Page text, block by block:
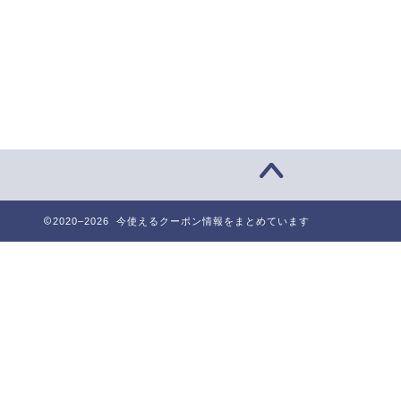
2020–2026 今使えるクーポン情報をまとめています